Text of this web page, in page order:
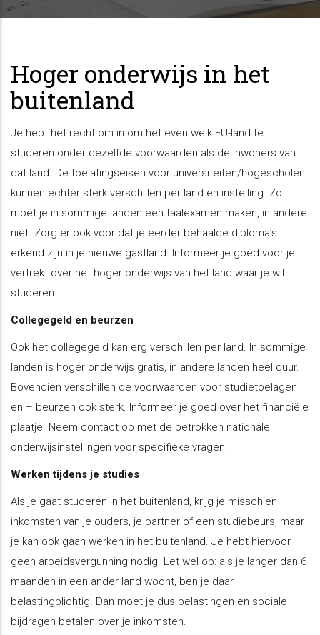
Hoger onderwijs in het
buitenland
Je hebt het recht om in om het even welk EU-land te
studeren onder dezelfde voorwaarden als de inwoners van
dat land. De toelatingseisen voor universiteiten/hogescholen
kunnen echter sterk verschillen per land en instelling. Zo
moet je in sommige landen een taalexamen maken, in andere
niet. Zorg er ook voor dat je eerder behaalde diploma’s
erkend zijn in je nieuwe gastland. Informeer je goed voor je
vertrekt over het hoger onderwijs van het land waar je wil
studeren.
Collegegeld en beurzen
Ook het collegegeld kan erg verschillen per land. In sommige
landen is hoger onderwijs gratis, in andere landen heel duur.
Bovendien verschillen de voorwaarden voor studietoelagen
en – beurzen ook sterk. Informeer je goed over het financiële
plaatje. Neem contact op met de betrokken nationale
onderwijsinstellingen voor specifieke vragen.
Werken tijdens je studies
Als je gaat studeren in het buitenland, krijg je misschien
inkomsten van je ouders, je partner of een studiebeurs, maar
je kan ook gaan werken in het buitenland. Je hebt hiervoor
geen arbeidsvergunning nodig. Let wel op: als je langer dan 6
maanden in een ander land woont, ben je daar
belastingplichtig. Dan moet je dus belastingen en sociale
bijdragen betalen over je inkomsten.